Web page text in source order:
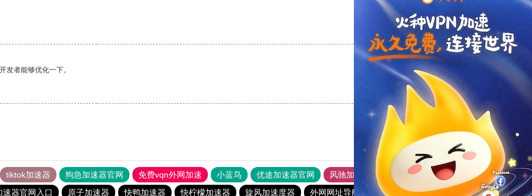
支持 [0] 反对 [0]
发者能够优化一下。
支持
tiktok加速器 狗急加速器官网 免费vqn外网加速 小蓝鸟 优途加速器官网 风驰加速器
旋风加速器
速器官网入口
原子加速器 快鸭加速器 快柠檬加速器 旋风加速度器 外网网址导航 软件中心 雷霆加速 狂飙加速器